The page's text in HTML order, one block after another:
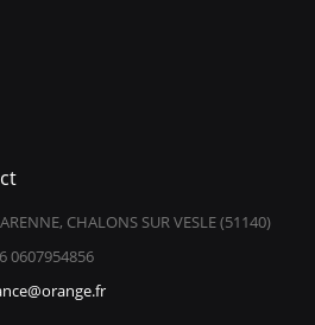
CHALONS SUR VESLE (51140)
0607954856